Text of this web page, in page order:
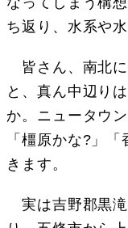
ち返り、水系や
皆さん、南北に
と、真ん中辺り
か。ニュータウ
「橿原かな?」
きます。
実は吉野郡黒